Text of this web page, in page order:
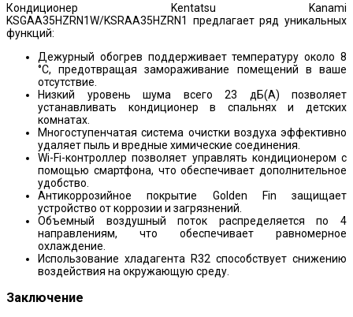
Кондиционер Kentatsu Kanami
KSGAA35HZRN1W/KSRAA35HZRN1 предлагает ряд уникальных
функций:
Дежурный обогрев поддерживает температуру около 8
°C, предотвращая замораживание помещений в ваше
отсутствие.
Низкий уровень шума всего 23 дБ(A) позволяет
устанавливать кондиционер в спальнях и детских
комнатах.
Многоступенчатая система очистки воздуха эффективно
удаляет пыль и вредные химические соединения.
Wi-Fi-контроллер позволяет управлять кондиционером с
помощью смартфона, что обеспечивает дополнительное
удобство.
Антикоррозийное покрытие Golden Fin защищает
устройство от коррозии и загрязнений.
Объемный воздушный поток распределяется по 4
направлениям, что обеспечивает равномерное
охлаждение.
Использование хладагента R32 способствует снижению
воздействия на окружающую среду.
Заключение